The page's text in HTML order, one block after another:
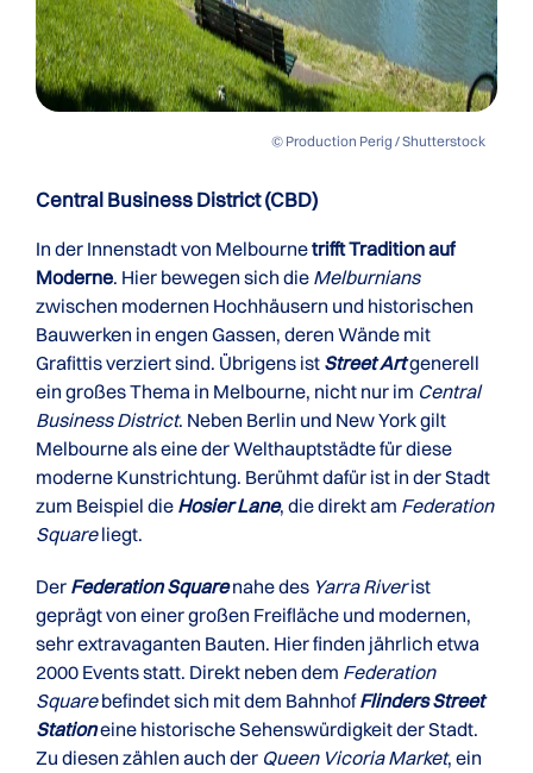
© Production Perig / Shutterstock
Central Business District (CBD)
In der Innenstadt von Melbournetrifft Tradition auf
Moderne. Hier bewegen sich die Melburnians
zwischen modernen Hochhäusern und historischen
Bauwerken in engen Gassen, deren Wände mit
Grafittis verziert sind. Übrigens ist Street Artgenerell
ein großes Thema in Melbourne, nicht nur im Central
Business District. Neben Berlin und New York gilt
Melbourne als eine der Welthauptstädte für diese
moderne Kunstrichtung. Berühmt dafür ist in der Stadt
zum Beispiel die Hosier Lane, die direkt am Federation
Squareliegt.
Der Federation Squarenahe des Yarra Riverist
geprägt von einer großen Freifläche und modernen,
sehr extravaganten Bauten. Hier finden jährlich etwa
2000 Events statt. Direkt neben dem Federation
Squarebefindet sich mit dem BahnhofFlinders Street
Stationeine historische Sehenswürdigkeit der Stadt.
Zu diesen zählen auch der Queen Vicoria Market, ein